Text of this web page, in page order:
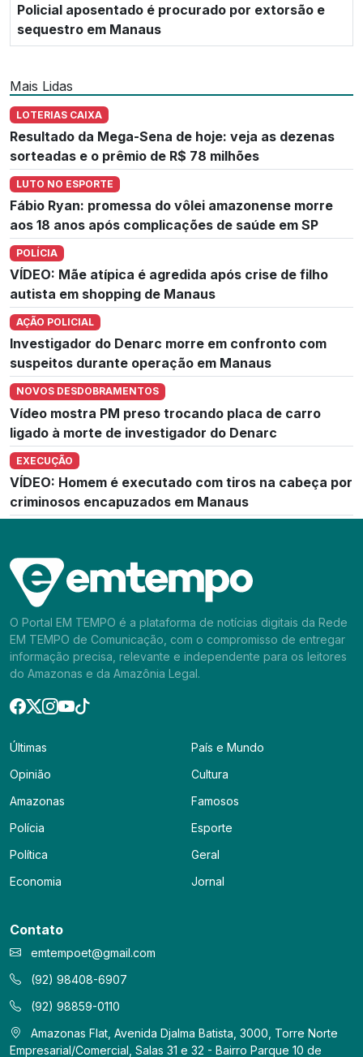
Policial aposentado é procurado por extorsão e
sequestro em Manaus
Mais Lidas
LOTERIAS CAIXA
Resultado da Mega-Sena de hoje: veja as dezenas
sorteadas e o prêmio de R$ 78 milhões
LUTO NO ESPORTE
Fábio Ryan: promessa do vôlei amazonense morre
aos 18 anos após complicações de saúde em SP
POLÍCIA
VÍDEO: Mãe atípica é agredida após crise de filho
autista em shopping de Manaus
AÇÃO POLICIAL
Investigador do Denarc morre em confronto com
suspeitos durante operação em Manaus
NOVOS DESDOBRAMENTOS
Vídeo mostra PM preso trocando placa de carro
ligado à morte de investigador do Denarc
EXECUÇÃO
VÍDEO: Homem é executado com tiros na cabeça por
criminosos encapuzados em Manaus
O Portal EM TEMPO é a plataforma de notícias digitais da Rede
EM TEMPO de Comunicação, com o compromisso de entregar
informação precisa, relevante e independente para os leitores
do Amazonas e da Amazônia Legal.
Últimas
Opinião
Amazonas
Polícia
Política
Economia
País e Mundo
Cultura
Famosos
Esporte
Geral
Jornal
Contato
emtempoet@gmail.com
(92) 98408-6907
(92) 98859-0110
Amazonas Flat, Avenida Djalma Batista, 3000, Torre Norte
Empresarial/Comercial, Salas 31 e 32 - Bairro Parque 10 de